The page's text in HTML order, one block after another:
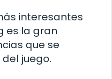
interesantes
es la gran
que se
juego.